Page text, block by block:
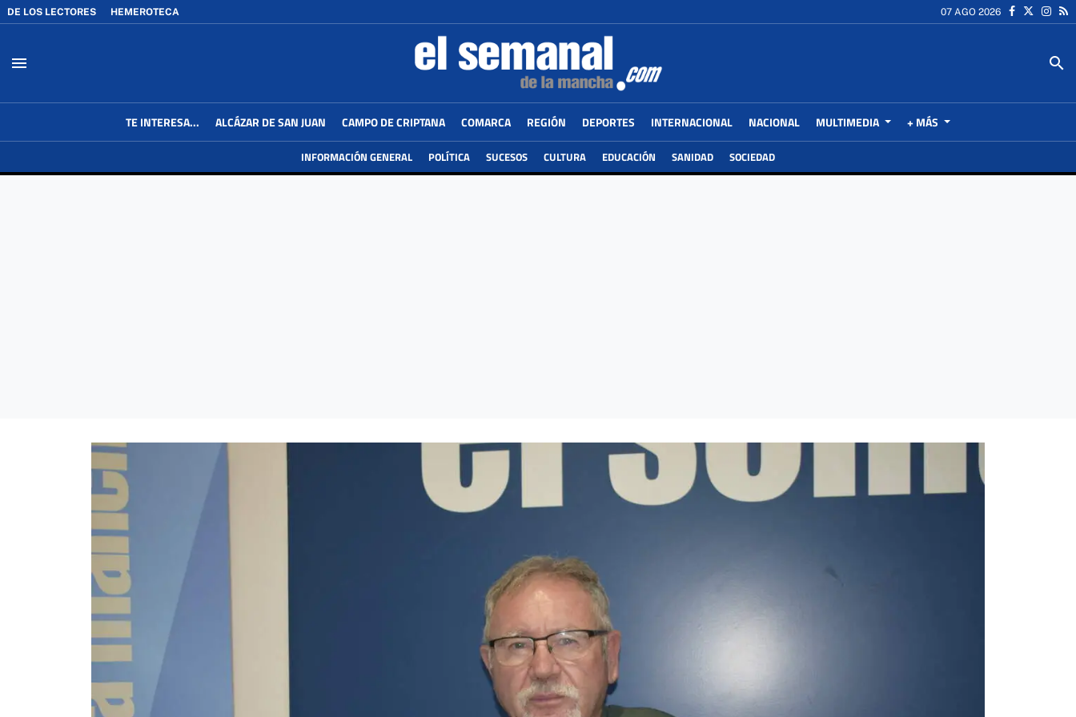
DE LOS LECTORES HEMEROTECA 07 AGO 2026
menu search
TE INTERESA... ALCÁZAR DE SAN JUAN CAMPO DE CRIPTANA COMARCA REGIÓN DEPORTES INTERNACIONAL NACIONAL MULTIMEDIA + MÁS
INFORMACIÓN GENERAL POLÍTICA SUCESOS CULTURA EDUCACIÓN SANIDAD SOCIEDAD